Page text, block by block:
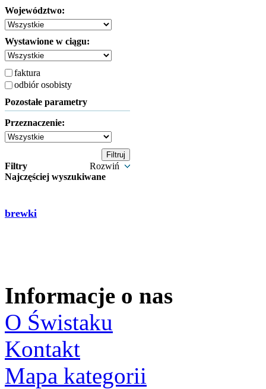
Województwo:
Wystawione w ciągu:
faktura
odbiór osobisty
Pozostałe parametry
Przeznaczenie:
Filtry
Rozwiń
Najczęściej wyszukiwane
brewki
Informacje o nas
O Świstaku
Kontakt
Mapa kategorii